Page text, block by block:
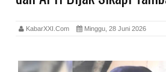
KabarXXI.Com Minggu, 28 Juni 2026